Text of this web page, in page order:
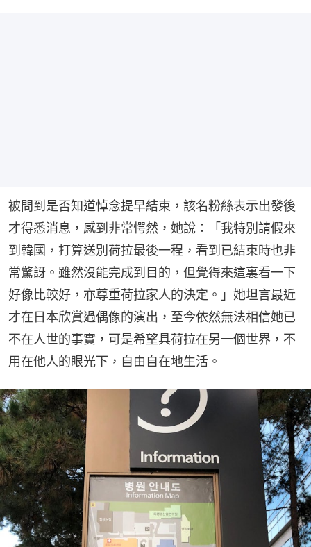
被問到是否知道悼念提早結束，該名粉絲表示出發後
才得悉消息，感到非常愕然，她說：「我特別請假來
到韓國，打算送別荷拉最後一程，看到已結束時也非
常驚訝。雖然沒能完成到目的，但覺得來這裏看一下
好像比較好，亦尊重荷拉家人的決定。」她坦言最近
才在日本欣賞過偶像的演出，至今依然無法相信她已
不在人世的事實，可是希望具荷拉在另一個世界，不
用在他人的眼光下，自由自在地生活。